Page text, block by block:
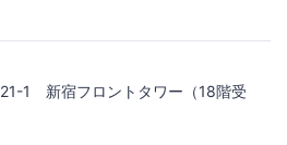
1 新宿フロントタワー（18階受